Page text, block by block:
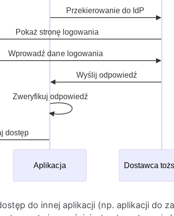
do innej aplikacji (np. aplikacji do